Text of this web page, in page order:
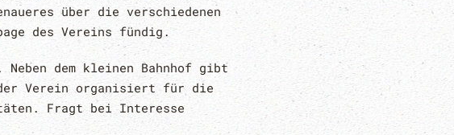
über die verschiedenen
des Vereins fündig.
dem kleinen Bahnhof gibt
Verein organisiert für die
Fragt bei Interesse